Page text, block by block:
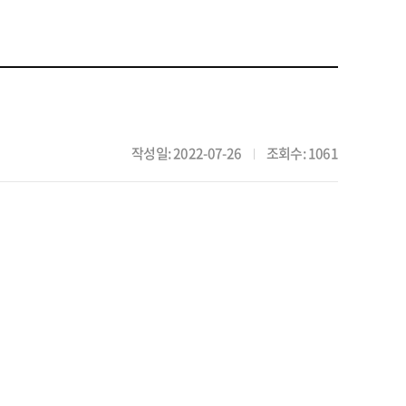
작성일: 2022-07-26 | 조회수: 1061